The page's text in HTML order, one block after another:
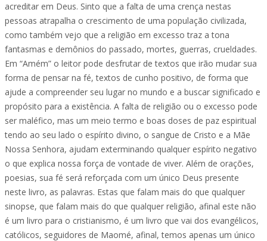
acreditar em Deus. Sinto que a falta de uma crença nestas
pessoas atrapalha o crescimento de uma população civilizada,
como também vejo que a religião em excesso traz a tona
fantasmas e demônios do passado, mortes, guerras, crueldades.
Em “Amém” o leitor pode desfrutar de textos que irão mudar sua
forma de pensar na fé, textos de cunho positivo, de forma que
ajude a compreender seu lugar no mundo e a buscar significado e
propósito para a existência. A falta de religião ou o excesso pode
ser maléfico, mas um meio termo e boas doses de paz espiritual
tendo ao seu lado o espírito divino, o sangue de Cristo e a Mãe
Nossa Senhora, ajudam exterminando qualquer espírito negativo
o que explica nossa força de vontade de viver. Além de orações,
poesias, sua fé será reforçada com um único Deus presente
neste livro, as palavras. Estas que falam mais do que qualquer
sinopse, que falam mais do que qualquer religião, afinal este não
é um livro para o cristianismo, é um livro que vai dos evangélicos,
católicos, seguidores de Maomé, afinal, temos apenas um único